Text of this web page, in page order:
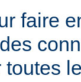
faire